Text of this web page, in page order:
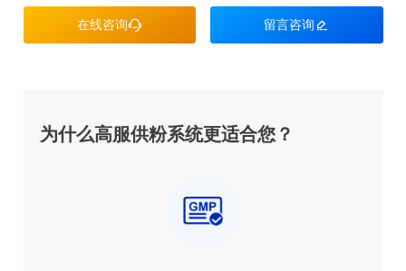
在线咨询 留言咨询 
为什么高服供粉系统更适合您？